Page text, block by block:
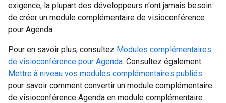
exigence, la plupart des développeurs n'ont jamais besoin
de créer un module complémentaire de visioconférence
pour Agenda.
Pour en savoir plus, consultez Modules complémentaires
de visioconférence pour Agenda. Consultez également
Mettre à niveau vos modules complémentaires publiés
pour savoir comment convertir un module complémentaire
de visioconférence Agenda en module complémentaire